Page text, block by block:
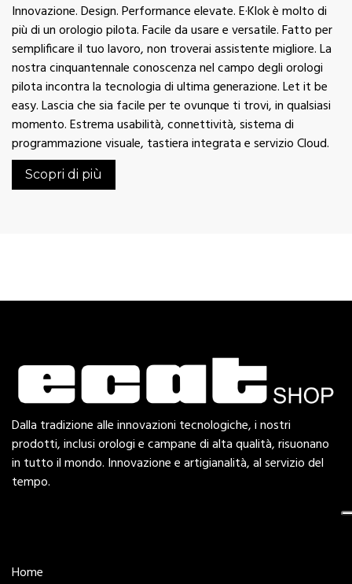
Innovazione. Design. Performance elevate. E·Klok è molto di
più di un orologio pilota. Facile da usare e versatile. Fatto per
semplificare il tuo lavoro, non troverai assistente migliore. La
nostra cinquantennale conoscenza nel campo degli orologi
pilota incontra la tecnologia di ultima generazione. Let it be
easy. Lascia che sia facile per te ovunque ti trovi, in qualsiasi
momento. Estrema usabilità, connettività, sistema di
programmazione visuale, tastiera integrata e servizio Cloud.
Scopri di più
Dalla tradizione alle innovazioni tecnologiche, i nostri
prodotti, inclusi orologi e campane di alta qualità, risuonano
in tutto il mondo. Innovazione e artigianalità, al servizio del
tempo.
Home